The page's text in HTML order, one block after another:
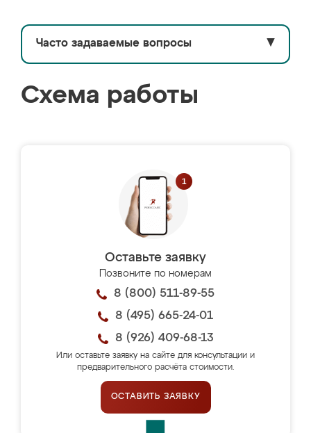
Часто задаваемые вопросы ▼
Схема работы
Оставьте заявку
Позвоните по номерам
8 (800) 511-89-55
8 (495) 665-24-01
8 (926) 409-68-13
Или оставьте заявку на сайте для консультации и
предварительного расчёта стоимости.
ОСТАВИТЬ ЗАЯВКУ